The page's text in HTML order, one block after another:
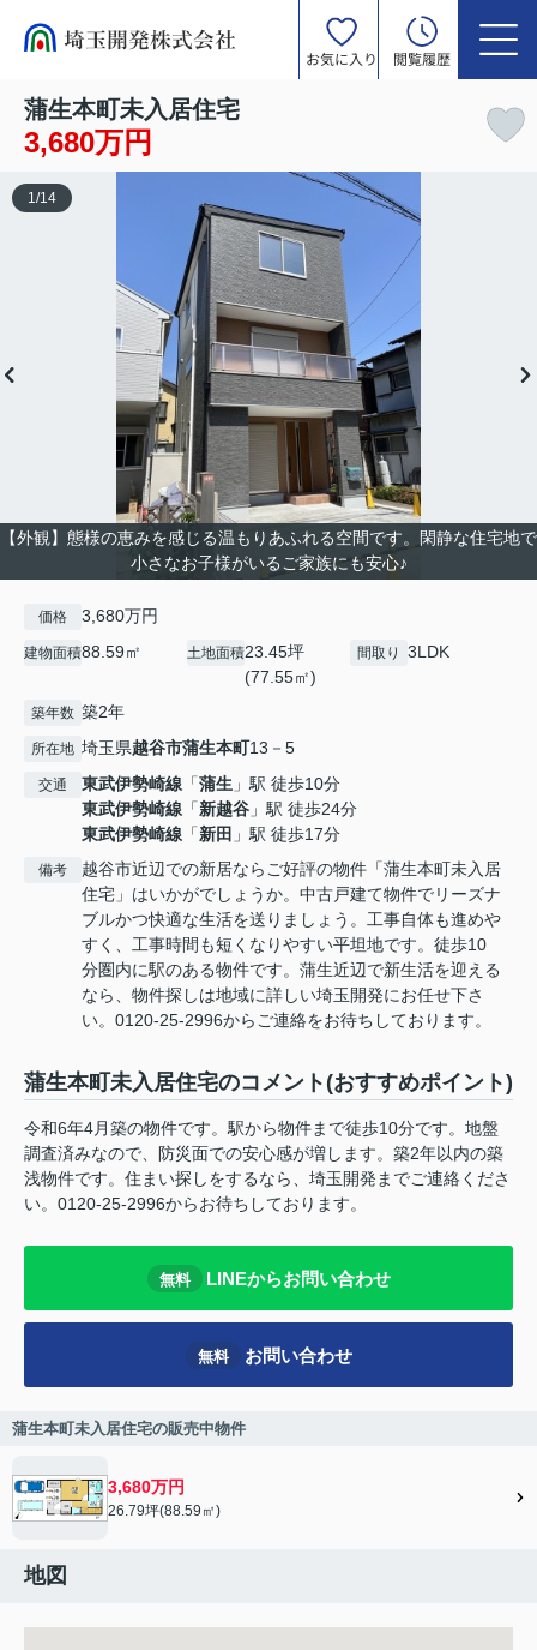
お気に入り 閲覧履歴
蒲生本町未入居住宅
3,680万円
【外観】態様の恵みを感じる温もりあふれる空間です。閑静な住宅地で
小さなお子様がいるご家族にも安心♪
1 /14
価格 3,680万円
建物面積88.59㎡ 土地面積23.45坪
(77.55㎡)
間取り 3LDK
築年数 築2年
所在地 埼玉県越谷市蒲生本町13－5
交通 東武伊勢崎線 「蒲生 」駅 徒歩10分
東武伊勢崎線 「新越谷 」駅 徒歩24分
東武伊勢崎線 「新田 」駅 徒歩17分
備考
越谷市近辺での新居ならご好評の物件「蒲生本町未入居
住宅」はいかがでしょうか。中古戸建て物件でリーズナ
ブルかつ快適な生活を送りましょう。工事自体も進めや
すく、工事時間も短くなりやすい平坦地です。徒歩10
分圏内に駅のある物件です。蒲生近辺で新生活を迎える
なら、物件探しは地域に詳しい埼玉開発にお任せ下さ
い。0120-25-2996からご連絡をお待ちしております。
蒲生本町未入居住宅のコメント(おすすめポイント)
令和6年4月築の物件です。駅から物件まで徒歩10分です。地盤
調査済みなので、防災面での安心感が増します。築2年以内の築
浅物件です。住まい探しをするなら、埼玉開発までご連絡くださ
い。0120-25-2996からお待ちしております。
無料 LINEからお問い合わせ
無料 お問い合わせ
蒲生本町未入居住宅の販売中物件
3,680万円
26.79坪(88.59㎡)
地図